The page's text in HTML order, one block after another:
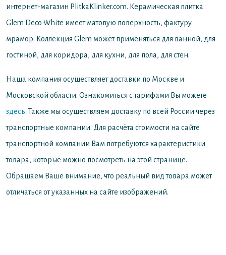
интернет-магазин PlitkaKlinker.com. Керамическая плитка
Glem Deco White имеет матовую поверхность, фактуру
мрамор. Коллекция Glem может применяться для ванной, для
гостиной, для коридора, для кухни, для пола, для стен.
Наша компания осуществляет доставки по Москве и
Московской области. Ознакомиться с тарифами Вы можете
здесь. Также мы осуществляем доставку по всей России через
транспортные компании. Для расчёта стоимости на сайте
транспортной компании Вам потребуются характеристики
товара, которые можно посмотреть на этой странице.
Обращаем Ваше внимание, что реальный вид товара может
отличаться от указанных на сайте изображений.